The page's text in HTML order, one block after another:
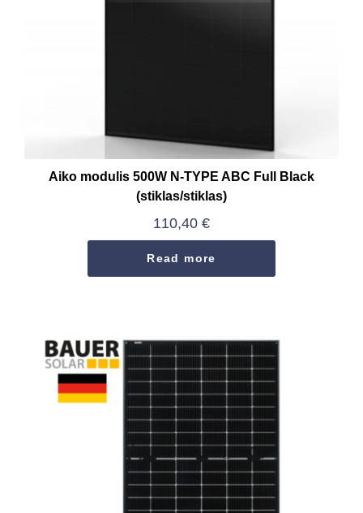
Aiko modulis 500W N-TYPE ABC Full Black
(stiklas/stiklas)
110,40 €
Read more